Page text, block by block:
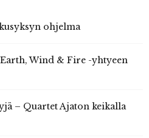
ohjelma
Wind & Fire -yhtyeen
– Quartet Ajaton keikalla